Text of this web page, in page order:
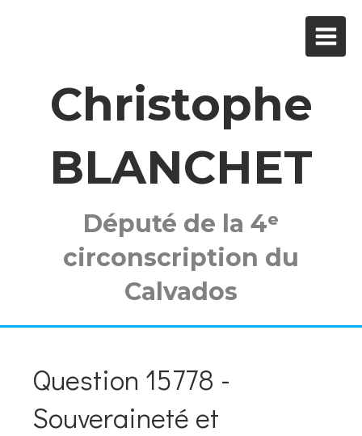
Christophe
BLANCHET
Député de la 4ᵉ
circonscription du
Calvados
Question 15778 -
Souveraineté et